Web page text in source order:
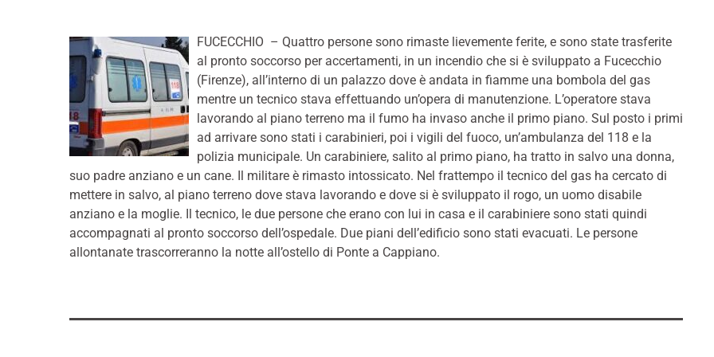
FUCECCHIO – Quattro persone sono rimaste lievemente ferite, e sono state trasferite
al pronto soccorso per accertamenti, in un incendio che si è sviluppato a Fucecchio
(Firenze), all’interno di un palazzo dove è andata in fiamme una bombola del gas
mentre un tecnico stava effettuando un’opera di manutenzione. L’operatore stava
lavorando al piano terreno ma il fumo ha invaso anche il primo piano. Sul posto i primi
ad arrivare sono stati i carabinieri, poi i vigili del fuoco, un’ambulanza del 118 e la
polizia municipale. Un carabiniere, salito al primo piano, ha tratto in salvo una donna,
suo padre anziano e un cane. Il militare è rimasto intossicato. Nel frattempo il tecnico del gas ha cercato di
mettere in salvo, al piano terreno dove stava lavorando e dove si è sviluppato il rogo, un uomo disabile
anziano e la moglie. Il tecnico, le due persone che erano con lui in casa e il carabiniere sono stati quindi
accompagnati al pronto soccorso dell’ospedale. Due piani dell’edificio sono stati evacuati. Le persone
allontanate trascorreranno la notte all’ostello di Ponte a Cappiano.